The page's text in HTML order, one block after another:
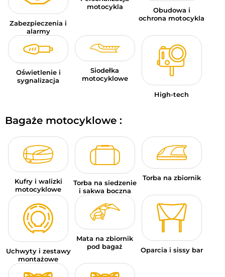
Zabezpieczenia i
alarmy
motocykla
Obudowa i
ochrona motocykla
Oświetlenie i
sygnalizacja
Siodełka
motocyklowe
High-tech
Bagaże motocyklowe :
Kufry i walizki
motocyklowe
Torba na siedzenie
i sakwa boczna
Torba na zbiornik
Uchwyty i zestawy
montażowe
Mata na zbiornik
pod bagaż
Oparcia i sissy bar